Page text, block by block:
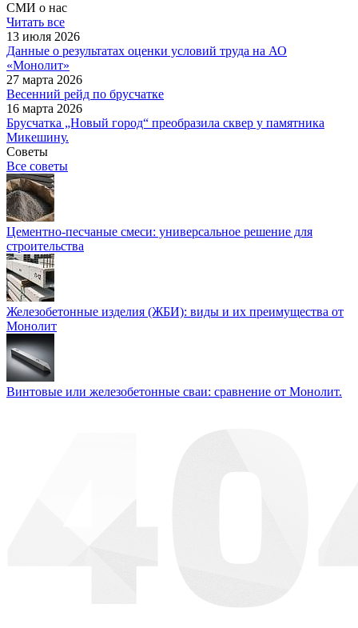
СМИ о нас
Читать все
13 июля 2026
Данные о результатах оценки условий труда на АО
«Монолит»
27 марта 2026
Весенний рейд по брусчатке
16 марта 2026
Брусчатка „Новый город“ преобразила сквер у памятника
Микешину.
Советы
Все советы
Цементно-песчаные смеси: универсальное решение для
строительства
Железобетонные изделия (ЖБИ): виды и их преимущества от
Монолит
Винтовые или железобетонные сваи: сравнение от Монолит.